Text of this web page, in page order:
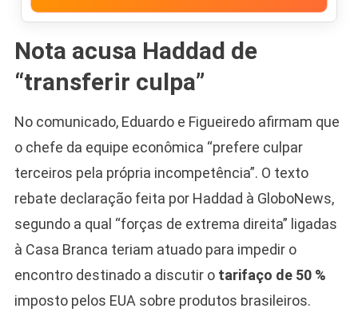
Nota acusa Haddad de
“transferir culpa”
No comunicado, Eduardo e Figueiredo afirmam que
o chefe da equipe econômica “prefere culpar
terceiros pela própria incompetência”. O texto
rebate declaração feita por Haddad à GloboNews,
segundo a qual “forças de extrema direita” ligadas
à Casa Branca teriam atuado para impedir o
encontro destinado a discutir o tarifaço de 50 %
imposto pelos EUA sobre produtos brasileiros.